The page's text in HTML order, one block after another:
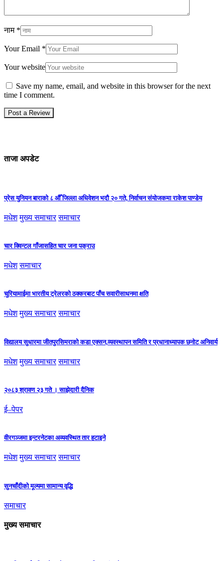
नाम *
Your Email *
Your website
Save my name, email, and website in this browser for the next
time I comment.
ताजा अपडेट
प्रेस युनियन बाराको ८ औँ जिल्ला अधिवेशन भदौ २० गते, निर्वाचन संयोजकमा राकेश पाण्डेय
मधेश मुख्य समाचार समाचार
चार क्विन्टल गाँजासहित चार जना पक्राउ
मधेश समाचार
चुरियामाईमा भारतीय ट्रेलरको ठक्करबाट पाँच सवारीसाधनमा क्षति
मधेश मुख्य समाचार समाचार
विद्यालय सुधारमा जीतपुरसिमराको कडा एक्सन,व्यवस्थापन समिति र प्रधानाध्यापक छनोट अनिवार्य
मधेश मुख्य समाचार समाचार
२०८३ श्रावण २३ गते । साझेदारी दैनिक
ई–पेपर
वीरगञ्जमा इन्टरनेटका अव्यवस्थित तार हटाइने
मधेश मुख्य समाचार समाचार
सुनचाँदीको मूल्यमा सामान्य वृद्धि
समाचार
मुख्य समाचार